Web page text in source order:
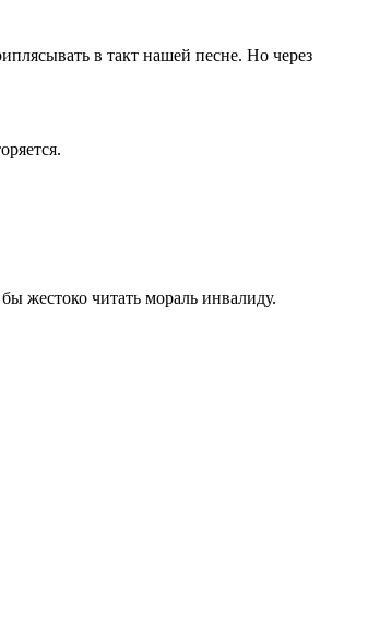
в такт нашей песне. Но через
жестоко читать мораль инвалиду.